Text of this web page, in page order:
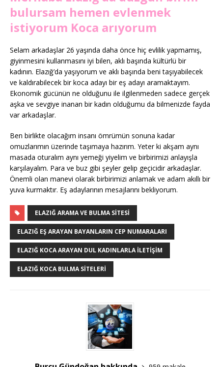
bulursam hemen evlenmek
istiyorum Koca arıyorum
Selam arkadaşlar 26 yaşında daha önce hiç evlilik yapmamış,
giyinmesini kullanmasını iyi bilen, aklı başında kültürlü bir
kadının. Elazığ’da yaşıyorum ve aklı başında beni taşıyabilecek
ve kaldırabilecek bir koca adayı bir eş adayı aramaktayım.
Ekonomik gücünün ne olduğunu ile ilgilenmeden sadece gerçek
aşka ve sevgiye inanan bir kadın olduğumu da bilmenizde fayda
var arkadaşlar.
Ben birlikte olacağım insanı ömrümün sonuna kadar
omuzlarımın üzerinde taşımaya hazırım. Yeter ki akşam aynı
masada oturalım aynı yemeği yiyelim ve birbirimizi anlayışla
karşılayalım. Para ve buz gibi şeyler gelip geçicidir arkadaşlar.
Önemli olan manevi olarak birbirimizi anlamak ve adam akıllı bir
yuva kurmaktır. Eş adaylarının mesajlarını bekliyorum.
ELAZIĞ ARAMA VE BULMA SITESI
ELAZIĞ EŞ ARAYAN BAYANLARIN CEP NUMARALARI
ELAZIĞ KOCA ARAYAN DUL KADINLARLA ILETIŞIM
ELAZIĞ KOCA BULMA SITELERI